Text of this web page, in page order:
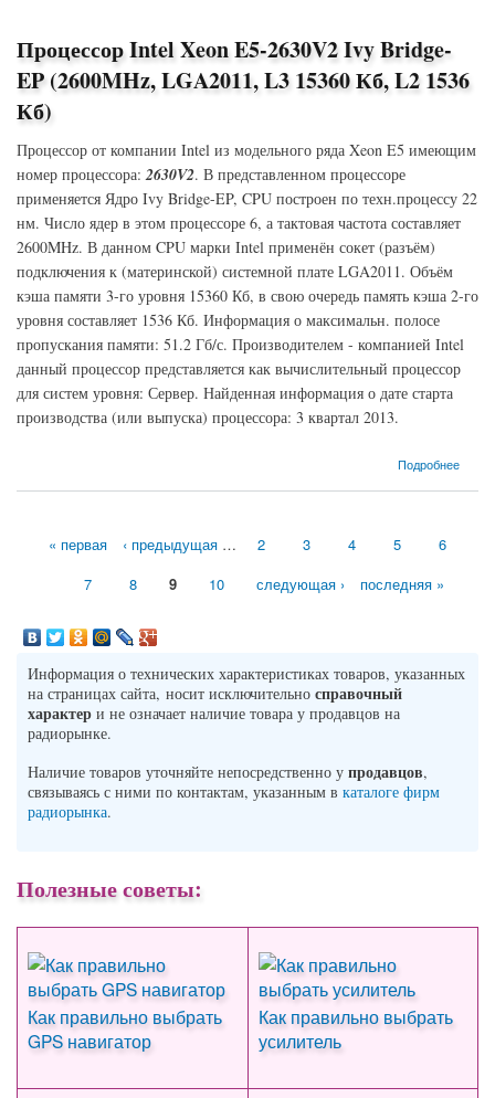
Процессор Intel Xeon E5-2630V2 Ivy Bridge-
EP (2600MHz, LGA2011, L3 15360 Кб, L2 1536
Кб)
Процессор от компании Intel из модельного ряда Xeon E5 имеющим
номер процессора:2630V2. В представленном процессоре
применяется Ядро Ivy Bridge-EP, CPU построен по техн.процессу 22
нм. Число ядер в этом процессоре 6, а тактовая частота составляет
2600MHz. В данном CPU марки Intel применён сокет (разъём)
подключения к (материнской) системной плате LGA2011. Объём
кэша памяти 3-го уровня 15360 Кб, в свою очередь память кэша 2-го
уровня составляет 1536 Кб. Информация о максимальн. полосе
пропускания памяти: 51.2 Гб/с. Производителем - компанией Intel
данный процессор представляется как вычислительный процессор
для систем уровня: Сервер. Найденная информация о дате старта
производства (или выпуска) процессора: 3 квартал 2013.
Подробнее
о Процессор Intel Xeon E5-2630V2 Ivy Bridge-EP (2600MHz, LGA2011, L3 15360 Кб, L2
Страницы
« первая ‹ предыдущая … 2 3 4 5
6
7
8 9 10 следующая › последняя »
Информация о технических характеристиках товаров, указанных
на страницах сайта, носит исключительно справочный
характер и не означает наличие товара у продавцов на
радиорынке.
Наличие товаров уточняйте непосредственно у продавцов,
связываясь с ними по контактам, указанным в каталоге фирм
радиорынка.
Полезные советы:
Как правильно выбрать
GPS навигатор
Как правильно выбрать
усилитель